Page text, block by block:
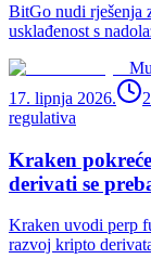
BitGo nudi rješenja
usklađenost s
17. lipnja 2026.
2
regulativa
Kraken
derivati se
Kraken uvodi perp
razvoj kripto